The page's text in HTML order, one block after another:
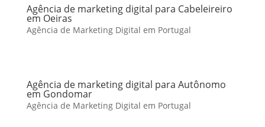
Agência de marketing digital para Cabeleireiro
em Oeiras
Agência de Marketing Digital em Portugal
Agência de marketing digital para Autônomo
em Gondomar
Agência de Marketing Digital em Portugal